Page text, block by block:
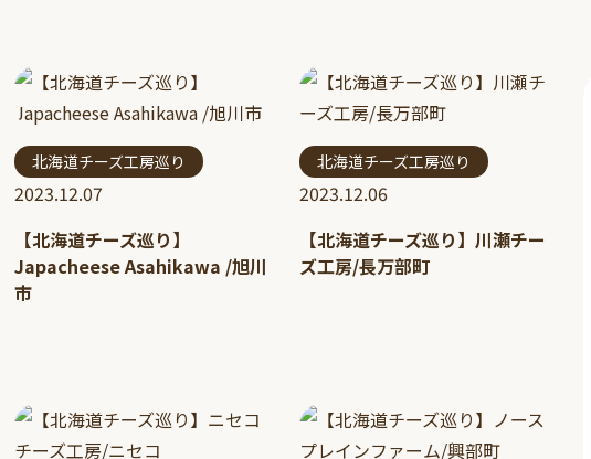
北海道チーズ工房巡り
2023.12.07
【北海道チーズ巡り】
Japacheese Asahikawa /旭川
市
北海道チーズ工房巡り
2023.12.06
【北海道チーズ巡り】川瀬チー
ズ工房/長万部町